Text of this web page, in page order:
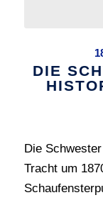
DIE
Die
Tracht um